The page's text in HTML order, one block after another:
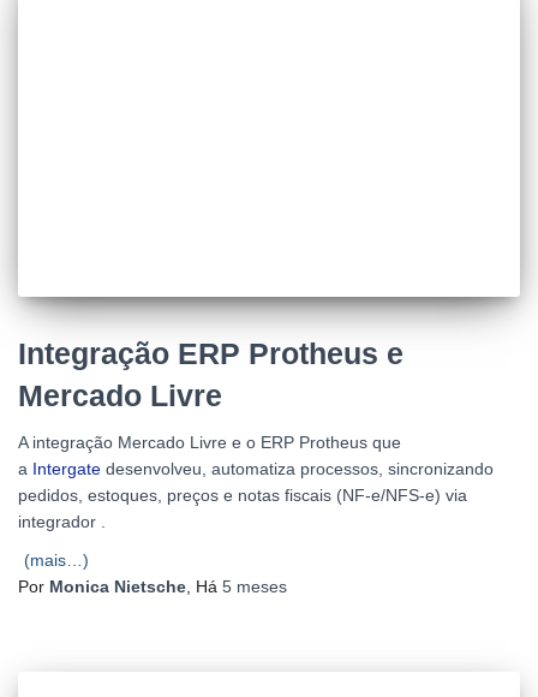
Integração ERP Protheus e
Mercado Livre
A integração Mercado Livre e o ERP Protheus que
a Intergate desenvolveu, automatiza processos, sincronizando
pedidos, estoques, preços e notas fiscais (NF-e/NFS-e) via
integrador .
(mais…)
Por Monica Nietsche, Há 5 meses